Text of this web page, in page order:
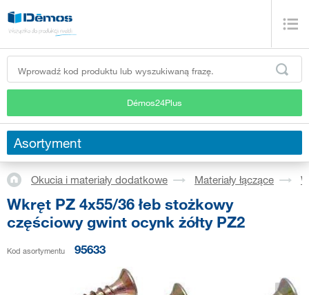
Démos24Plus
Asortyment
Okucia i materiały dodatkowe Materiały łączące
Wkręt PZ 4x55/36 łeb stożkowy
częściowy gwint ocynk żółty PZ2
Kod asortymentu 95633